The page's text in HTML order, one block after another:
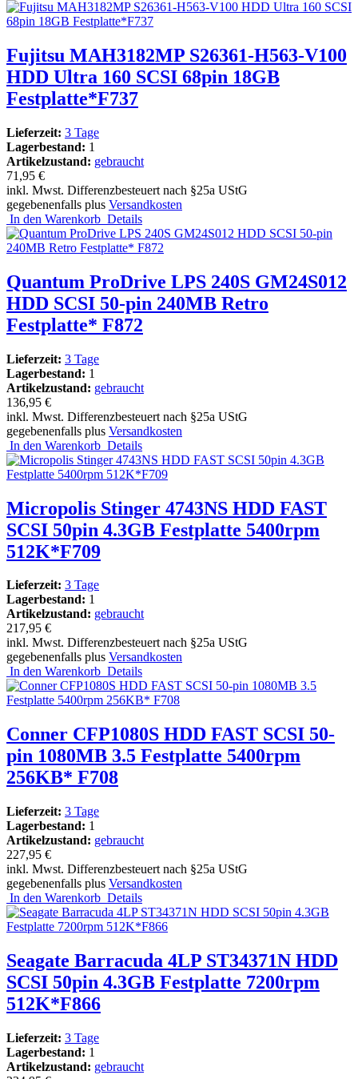
Fujitsu MAH3182MP S26361-H563-V100
HDD Ultra 160 SCSI 68pin 18GB
Festplatte*F737
Lieferzeit: 3 Tage
Lagerbestand: 1
Artikelzustand: gebraucht
71,95 €
inkl. Mwst. Differenzbesteuert nach §25a UStG
gegebenenfalls plus Versandkosten
In den Warenkorb Details
Quantum ProDrive LPS 240S GM24S012
HDD SCSI 50-pin 240MB Retro
Festplatte* F872
Lieferzeit: 3 Tage
Lagerbestand: 1
Artikelzustand: gebraucht
136,95 €
inkl. Mwst. Differenzbesteuert nach §25a UStG
gegebenenfalls plus Versandkosten
In den Warenkorb Details
Micropolis Stinger 4743NS HDD FAST
SCSI 50pin 4.3GB Festplatte 5400rpm
512K*F709
Lieferzeit: 3 Tage
Lagerbestand: 1
Artikelzustand: gebraucht
217,95 €
inkl. Mwst. Differenzbesteuert nach §25a UStG
gegebenenfalls plus Versandkosten
In den Warenkorb Details
Conner CFP1080S HDD FAST SCSI 50-
pin 1080MB 3.5 Festplatte 5400rpm
256KB* F708
Lieferzeit: 3 Tage
Lagerbestand: 1
Artikelzustand: gebraucht
227,95 €
inkl. Mwst. Differenzbesteuert nach §25a UStG
gegebenenfalls plus Versandkosten
In den Warenkorb Details
Seagate Barracuda 4LP ST34371N HDD
SCSI 50pin 4.3GB Festplatte 7200rpm
512K*F866
Lieferzeit: 3 Tage
Lagerbestand: 1
Artikelzustand: gebraucht